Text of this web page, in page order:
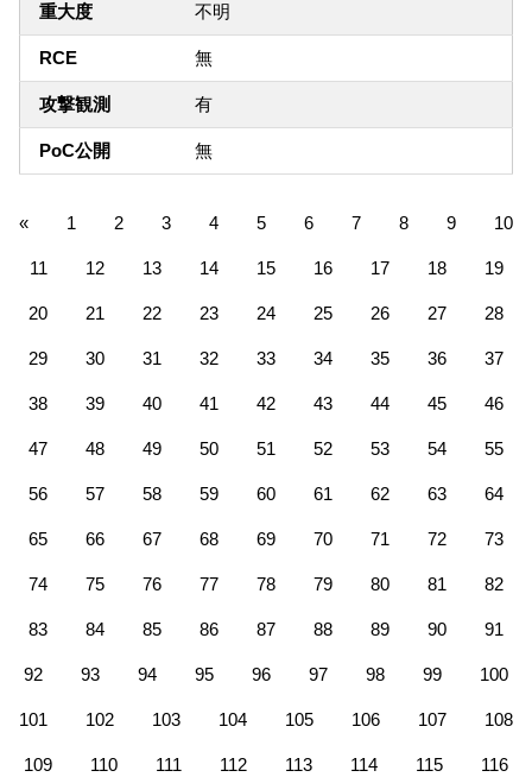
重大度 不明
RCE 無
攻撃観測 有
PoC公開 無
« 1 2 3 4 5 6 7 8 9 10
11 12 13 14 15 16 17 18 19
20 21 22 23 24 25 26 27 28
29 30 31 32 33 34 35 36 37
38 39 40 41 42 43 44 45 46
47 48 49 50 51 52 53 54 55
56 57 58 59 60 61 62 63 64
65 66 67 68 69 70 71 72 73
74 75 76 77 78 79 80 81 82
83 84 85 86 87 88 89 90 91
92 93 94 95 96 97 98 99 100
101 102 103 104 105 106 107 108
109 110 111 112 113 114 115 116